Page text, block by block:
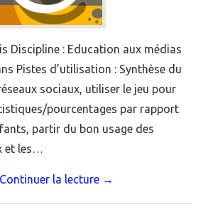
Discipline : Education aux médias
Pistes d’utilisation : Synthèse du
sociaux, utiliser le jeu pour
pourcentages par rapport
partir du bon usage des
et les…
Continuer la lecture →